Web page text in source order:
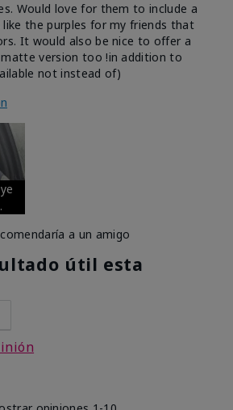
Would love for them to include a
the purples for my friends that
It would also be nice to offer a
version too !in addition to
not instead of)
a un amigo
útil esta